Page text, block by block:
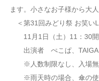
ます。小さなお子様から大
＜第31回みどり祭 お笑い
11月1日（土）11：30開
出演者 ぺこぱ、TAIGA
※人数制限なし、入場無
※雨天時の場合、傘の使